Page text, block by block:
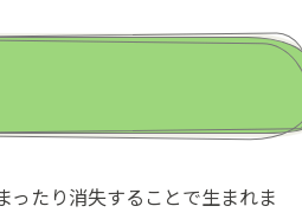
ったり消失することで生まれま